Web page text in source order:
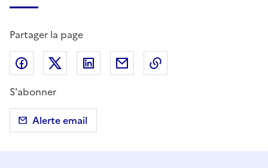
Partager la page
Partager sur Facebook
Partager sur X (anciennement Twitter)
Partager sur LinkedIn
Partager par email
S'abonner
Alerte email